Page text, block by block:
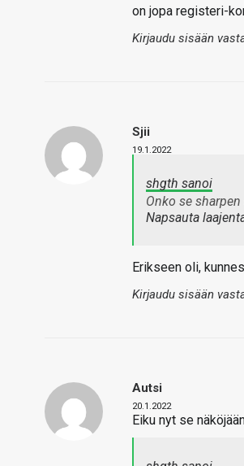
on jopa registeri-
Kirjaudu sisään
Sjii
19.1.2022
shgth sanoi
Onko se sharpen
Napsauta
Erikseen oli,
Kirjaudu sisään
Autsi
20.1.2022
Eiku nyt se